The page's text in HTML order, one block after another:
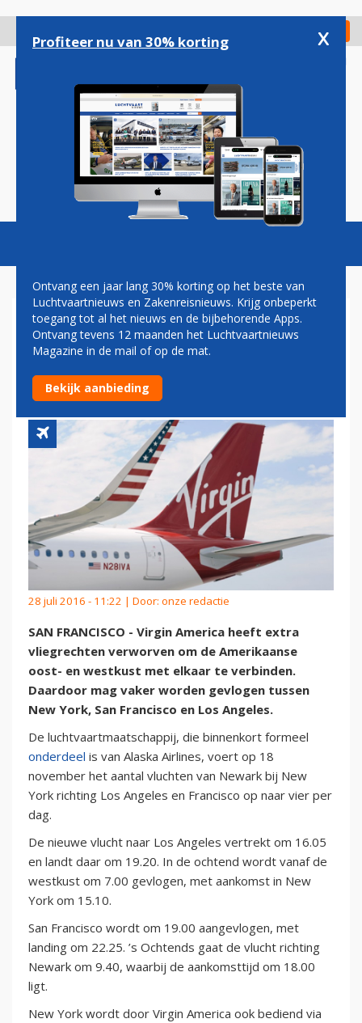
gaan
Check in
Magazine Podcasts Vacatures
VIRGIN AMERICA VAKER
TUSSEN AMERIKAANSE OOST-
EN WESTKUST
28 juli 2016 - 11:22 | Door: onze redactie
SAN FRANCISCO - Virgin America heeft extra
vliegrechten verworven om de Amerikaanse
oost- en westkust met elkaar te verbinden.
Daardoor mag vaker worden gevlogen tussen
New York, San Francisco en Los Angeles.
De luchtvaartmaatschappij, die binnenkort formeel
onderdeel is van Alaska Airlines, voert op 18
november het aantal vluchten van Newark bij New
York richting Los Angeles en Francisco op naar vier per
dag.
De nieuwe vlucht naar Los Angeles vertrekt om 16.05
en landt daar om 19.20. In de ochtend wordt vanaf de
westkust om 7.00 gevlogen, met aankomst in New
York om 15.10.
San Francisco wordt om 19.00 aangevlogen, met
landing om 22.25. ’s Ochtends gaat de vlucht richting
Newark om 9.40, waarbij de aankomsttijd om 18.00
ligt.
New York wordt door Virgin America ook bediend via
Profiteer nu van 30% korting x
Ontvang een jaar lang 30% korting op het beste van
Luchtvaartnieuws en Zakenreisnieuws. Krijg onbeperkt
toegang tot al het nieuws en de bijbehorende Apps.
Ontvang tevens 12 maanden het Luchtvaartnieuws
Magazine in de mail of op de mat.
Bekijk aanbieding